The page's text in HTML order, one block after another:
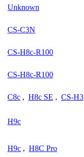
Unknown
CS-C3N
CS-H8c-R100
CS-H8c-R100
C8c , H8c SE , CS-H3
H9c
H9c , H8C Pro